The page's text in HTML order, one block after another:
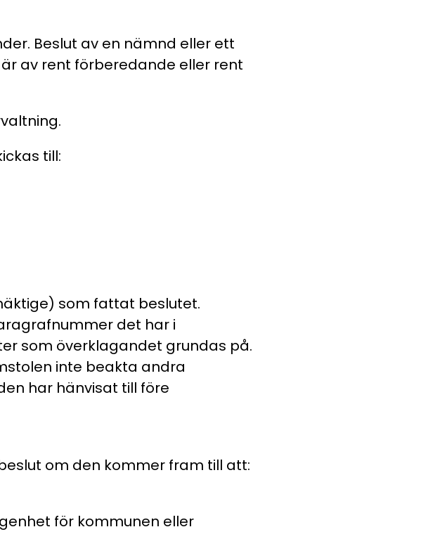
Beslut av en nämnd eller ett
av rent förberedande eller rent
till:
som fattat beslutet.
det har i
som överklagandet grundas på.
inte beakta andra
har hänvisat till före
om den kommer fram till att:
för kommunen eller